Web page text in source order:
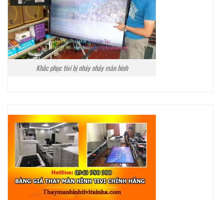
Khắc phục tivi bị nháy nháy màn hình